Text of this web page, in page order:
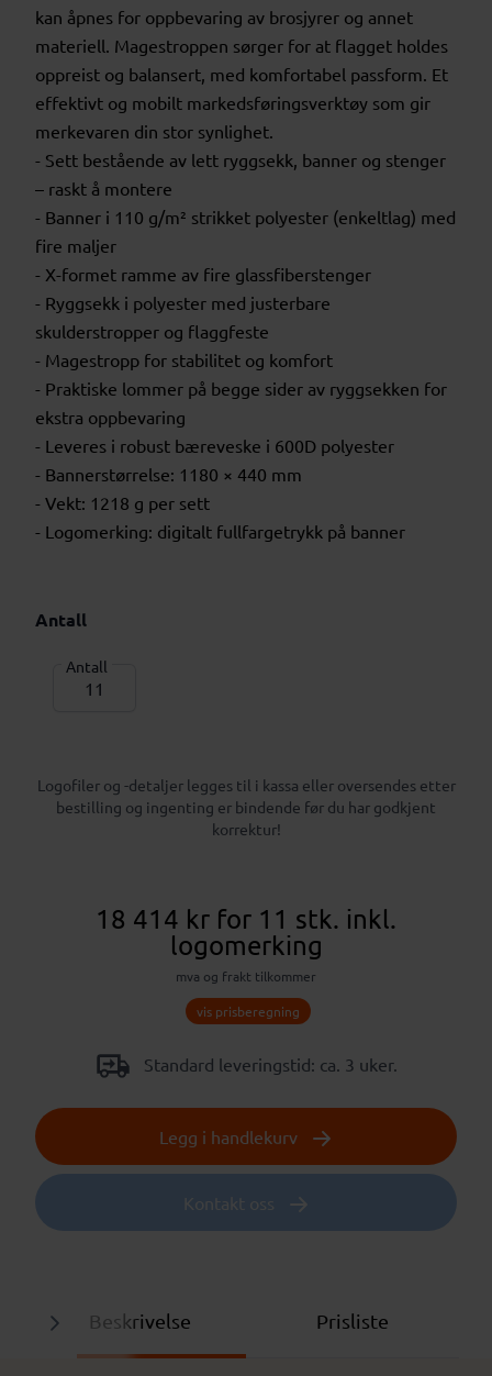
kan åpnes for oppbevaring av brosjyrer og annet
materiell. Magestroppen sørger for at flagget holdes
oppreist og balansert, med komfortabel passform. Et
effektivt og mobilt markedsføringsverktøy som gir
merkevaren din stor synlighet.
- Sett bestående av lett ryggsekk, banner og stenger
– raskt å montere
- Banner i 110 g/m² strikket polyester (enkeltlag) med
fire maljer
- X-formet ramme av fire glassfiberstenger
- Ryggsekk i polyester med justerbare
skulderstropper og flaggfeste
- Magestropp for stabilitet og komfort
- Praktiske lommer på begge sider av ryggsekken for
ekstra oppbevaring
- Leveres i robust bæreveske i 600D polyester
- Bannerstørrelse: 1180 × 440 mm
- Vekt: 1218 g per sett
- Logomerking: digitalt fullfargetrykk på banner
Antall
Antall
Logofiler og -detaljer legges til i kassa eller oversendes etter
bestilling og ingenting er bindende før du har godkjent
korrektur!
18 414 kr for 11 stk. inkl.
logomerking
mva og frakt tilkommer
vis prisberegning
Standard leveringstid: ca. 3 uker.
Legg i handlekurv
Kontakt oss
Beskrivelse Prisliste